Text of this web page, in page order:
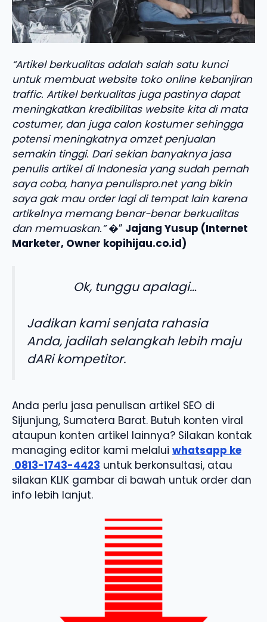
“Artikel berkualitas adalah salah satu kunci
untuk membuat website toko online kebanjiran
traffic. Artikel berkualitas juga pastinya dapat
meningkatkan kredibilitas website kita di mata
costumer, dan juga calon kostumer sehingga
potensi meningkatnya omzet penjualan
semakin tinggi. Dari sekian banyaknya jasa
penulis artikel di Indonesia yang sudah pernah
saya coba, hanya penulispro.net yang bikin
saya gak mau order lagi di tempat lain karena
artikelnya memang benar-benar berkualitas
dan memuaskan.”�” Jajang Yusup (Internet
Marketer, Owner kopihijau.co.id)
Ok, tunggu apalagi…
Jadikan kami senjata rahasia
Anda, jadilah selangkah lebih maju
dARi kompetitor.
Anda perlu jasa penulisan artikel SEO di
Sijunjung, Sumatera Barat. Butuh konten viral
ataupun konten artikel lainnya? Silakan kontak
managing editor kami melalui whatsapp ke
0813-1743-4423 untuk berkonsultasi, atau
silakan KLIK gambar di bawah untuk order dan
info lebih lanjut.